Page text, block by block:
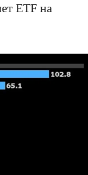
ETF на